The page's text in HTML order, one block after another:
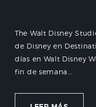
The Walt Disney
de Disney en
días en Walt Disney
fin de semana...